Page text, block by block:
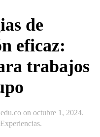
de
eficaz:
trabajos
on octubre 1, 2024.
.